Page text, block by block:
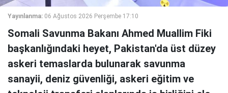
Yayınlanma: 06 Ağustos 2026 Perşembe 17:10
Somali Savunma Bakanı Ahmed Muallim Fiki
başkanlığındaki heyet, Pakistan'da üst düzey
askeri temaslarda bulunarak savunma
sanayii, deniz güvenliği, askeri eğitim ve